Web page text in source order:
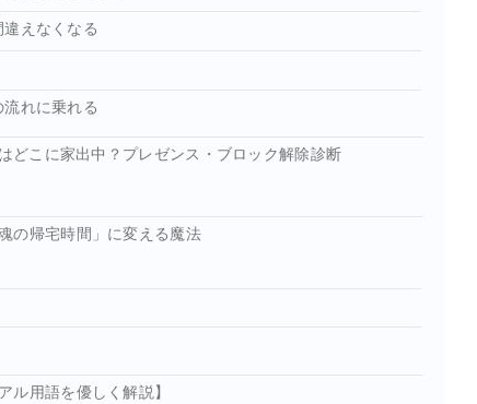
えなくなる
れに乗れる
どこに家出中？プレゼンス・ブロック解除診断
の帰宅時間」に変える魔法
ル用語を優しく解説】